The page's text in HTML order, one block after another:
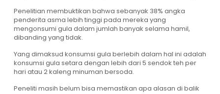
Penelitian membuktikan bahwa sebanyak 38% angka
penderita asma lebih tinggi pada mereka yang
mengonsumi gula dalam jumlah banyak selama hamil,
dibanding yang tidak.
Yang dimaksud konsumsi gula berlebih dalam hal ini adalah
konsumsi gula setara dengan lebih dari 5 sendok teh per
hari atau 2 kaleng minuman bersoda.
Peneliti masih belum bisa memastikan apa alasan di balik